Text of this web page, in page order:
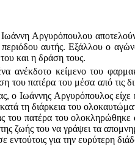
Αργυρόπουλου
περιόδου αυτής. Εξάλλου ο
και η δράση τους.
ανέκδοτο κείμενο του
του πατέρα του μέσα από
ο Ιωάννης Αργυρόπουλος
τη διάρκεια του
του πατέρα του
ζωής του να γράψει τα
εντούτοις για την ευρύτερη